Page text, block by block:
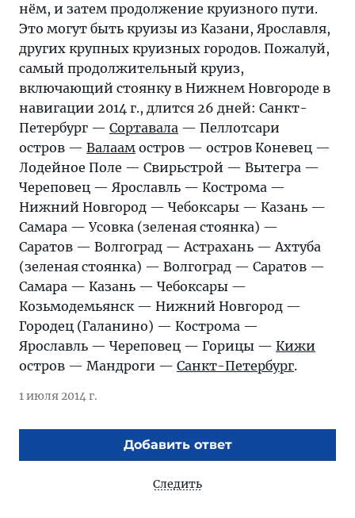
нём, и затем продолжение круизного пути.
Это могут быть круизы из Казани, Ярославля,
других крупных круизных городов. Пожалуй,
самый продолжительный круиз,
включающий стоянку в Нижнем Новгороде в
навигации 2014 г., длится 26 дней: Санкт-
Петербург — Сортавала — Пеллотсари
остров — Валаам остров — остров Коневец —
Лодейное Поле — Свирьстрой — Вытегра —
Череповец — Ярославль — Кострома —
Нижний Новгород — Чебоксары — Казань —
Самара — Усовка (зеленая стоянка) —
Саратов — Волгоград — Астрахань — Ахтуба
(зеленая стоянка) — Волгоград — Саратов —
Самара — Казань — Чебоксары —
Козьмодемьянск — Нижний Новгород —
Городец (Галанино) — Кострома —
Ярославль — Череповец — Горицы — Кижи
остров — Мандроги — Санкт-Петербург.
1 июля 2014 г.
Добавить ответ
Следить